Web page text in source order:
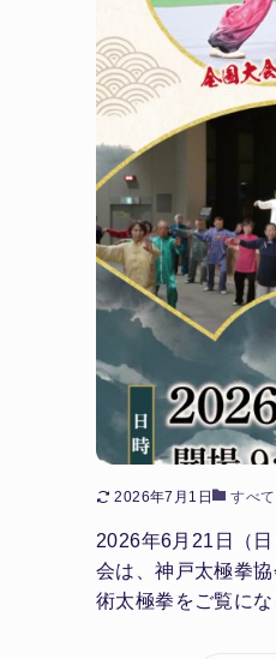
2026年7月1日 すべ
2026年6月21日（
会は、神戸太極拳
術太極拳をご覧に